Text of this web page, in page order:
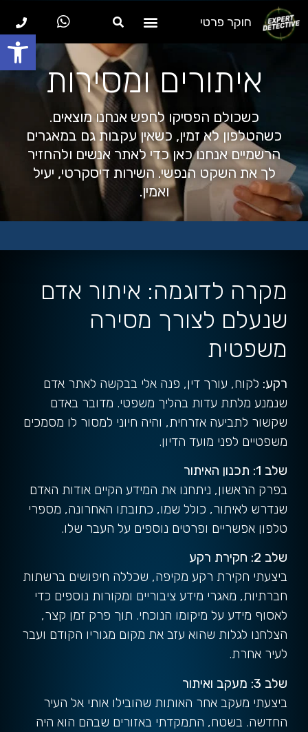
פתח
חוקר פרטי
איתורים ומסירות
כשכולם הפסיקו לחפש אנחנו מוצאים.
כשהטלפון לא זמין, כשאין עקבות גם במאגרים
הרשמיים אנחנו כאן כדי לאתר אנשים ולהחזיר
לך את השקט הנפשי. השירות דיסקרטי, יעיל
ואמין.
מקרה לדוגמה: איתור אדם
שנעלם לצורך מסירה
משפטית
רקע: לקוח, עורך דין, פנה אלי בבקשה לאתר אדם
שנמנע מלתת עדות בהליך משפטי. מדובר באדם
שקשור לתביעה אזרחית, והיה חיוני למסור לו מסמכים
משפטיים לפני מועד הדיון.
שלב 1: תכנון האיתור
בפרק הראשון, ניתחנו את המידע הקיים אודות האדם
שנדרש לאיתור, כולל שמו, כתובתו האחרונה, מספרי
טלפון אפשריים ופרטים נוספים על העבר שלו.
שלב 2: חקירת רקע
ביצעתי חקירת רקע מקיפה, שכללה חיפושים ברשתות
חברתיות, מאגרי מידע ציבוריים ומקורות נוספים כדי
לאסוף מידע על מיקומו הנוכחי. תוך פרק זמן קצר,
הצלחנו לגלות שהוא עזב את מקום מגוריו הקודם ועבר
לעיר אחרת.
שלב 3: מעקב ואיתור
ביצעתי מעקב אחר האותות שהובילו אותי אל העיר
החדשה. בשטח, התמקדתי באזורים שבהם הוא היה